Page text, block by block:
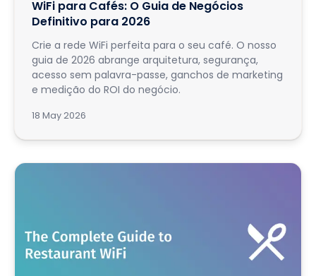
WiFi para Cafés: O Guia de Negócios
Definitivo para 2026
Crie a rede WiFi perfeita para o seu café. O nosso
guia de 2026 abrange arquitetura, segurança,
acesso sem palavra-passe, ganchos de marketing
e medição do ROI do negócio.
18 May 2026